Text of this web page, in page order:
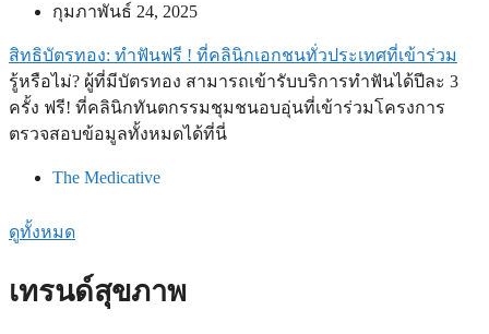
กุมภาพันธ์ 24, 2025
สิทธิบัตรทอง: ทำฟันฟรี ! ที่คลินิกเอกชนทั่วประเทศที่เข้าร่วม
รู้หรือไม่? ผู้ที่มีบัตรทอง สามารถเข้ารับบริการทำฟันได้ปีละ 3
ครั้ง ฟรี! ที่คลินิกทันตกรรมชุมชนอบอุ่นที่เข้าร่วมโครงการ
ตรวจสอบข้อมูลทั้งหมดได้ที่นี่
The Medicative
ดูทั้งหมด
เทรนด์สุขภาพ